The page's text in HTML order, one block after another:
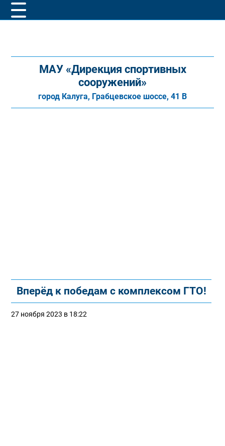
МАУ «Дирекция спортивных
сооружений»
город Калуга, Грабцевское шоссе, 41 В
Вперёд к победам с комплексом ГТО!
27 ноября 2023 в 18:22